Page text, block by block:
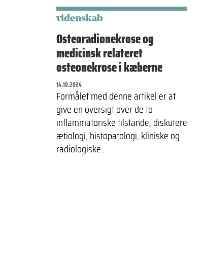
videnskab
Osteoradionekrose og
medicinsk relateret
osteonekrose i kæberne
14.10.2024
Formålet med denne artikel er at
give en oversigt over de to
inflammatoriske tilstande, diskutere
ætiologi, histopatologi, kliniske og
radiologiske…